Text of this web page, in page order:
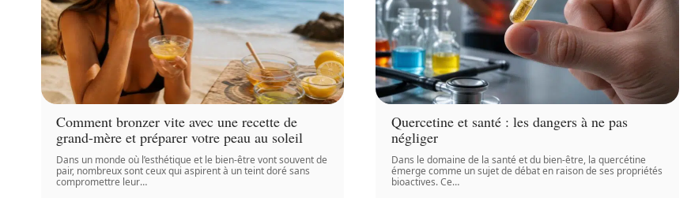
Comment bronzer vite avec une recette de
grand-mère et préparer votre peau au soleil
Dans un monde où l’esthétique et le bien-être vont souvent de
pair, nombreux sont ceux qui aspirent à un teint doré sans
compromettre leur…
Quercetine et santé : les dangers à ne pas
négliger
Dans le domaine de la santé et du bien-être, la quercétine
émerge comme un sujet de débat en raison de ses propriétés
bioactives. Ce…